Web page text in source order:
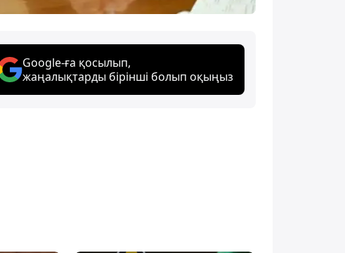
Google-ға қосылып,
жаңалықтарды бірінші болып оқыңыз